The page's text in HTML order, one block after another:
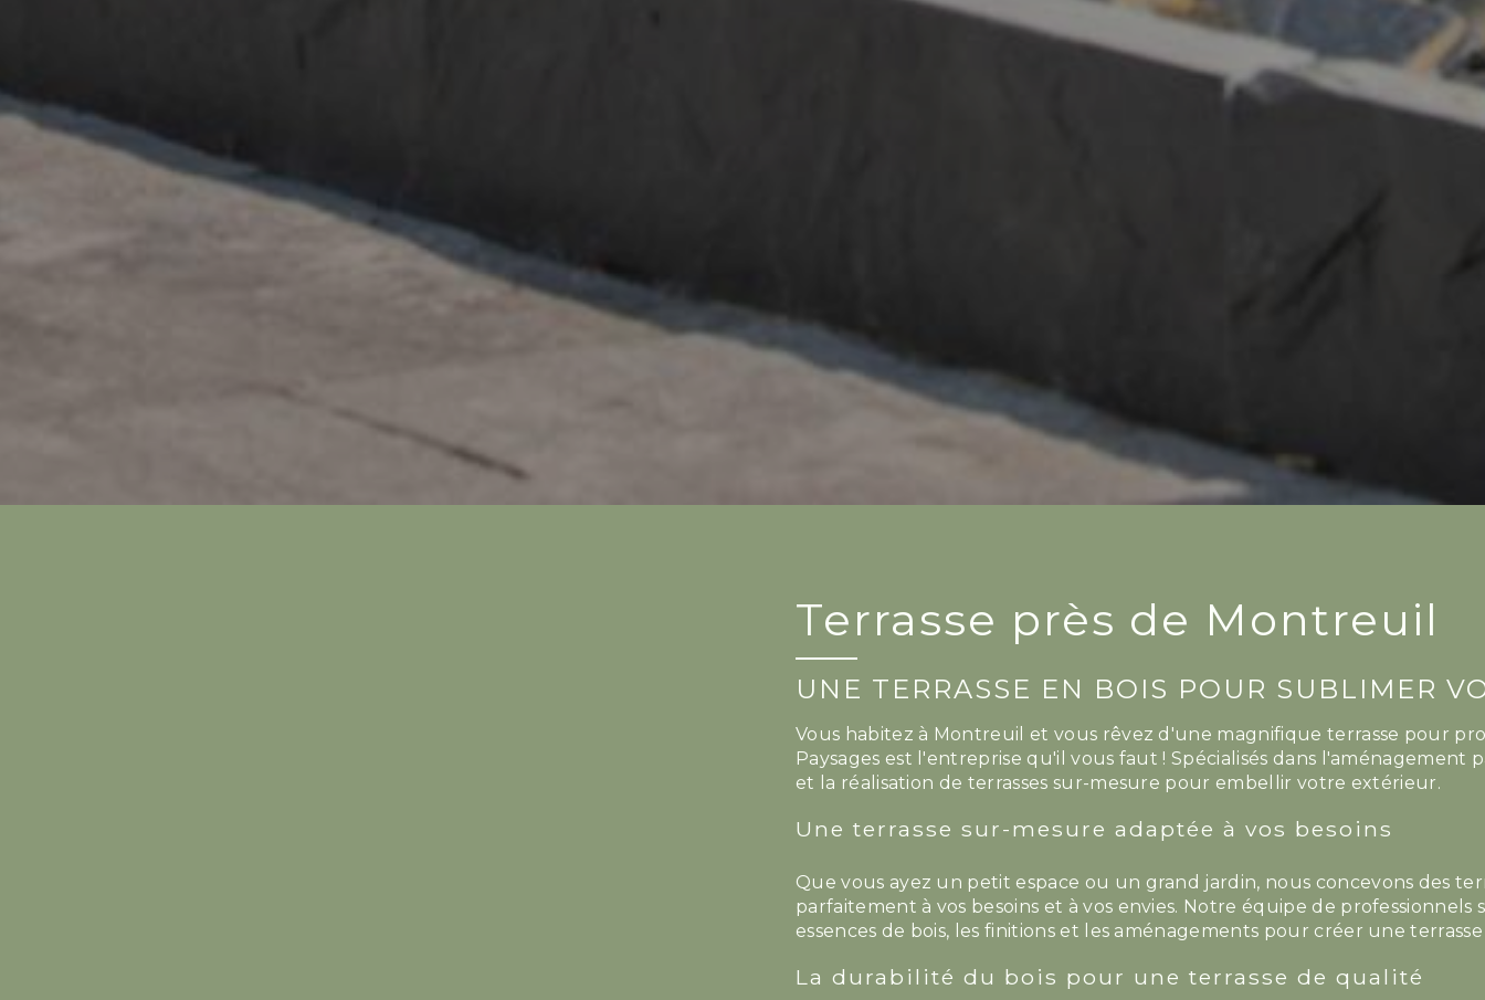
Terrasse près de Montreuil
UNE TERRASSE EN BOIS POUR SUBLIMER
Vous habitez à Montreuil et vous rêvez d'une magnifique terrasse pour
Paysages est l'entreprise qu'il vous faut ! Spécialisés dans l'aménagement
et la réalisation de terrasses sur-mesure pour embellir votre extérieur.
Une terrasse sur-mesure adaptée à vos besoins
Que vous ayez un petit espace ou un grand jardin, nous concevons des
parfaitement à vos besoins et à vos envies. Notre équipe de professionnels
essences de bois, les finitions et les aménagements pour créer une
La durabilité du bois pour une terrasse de qualité